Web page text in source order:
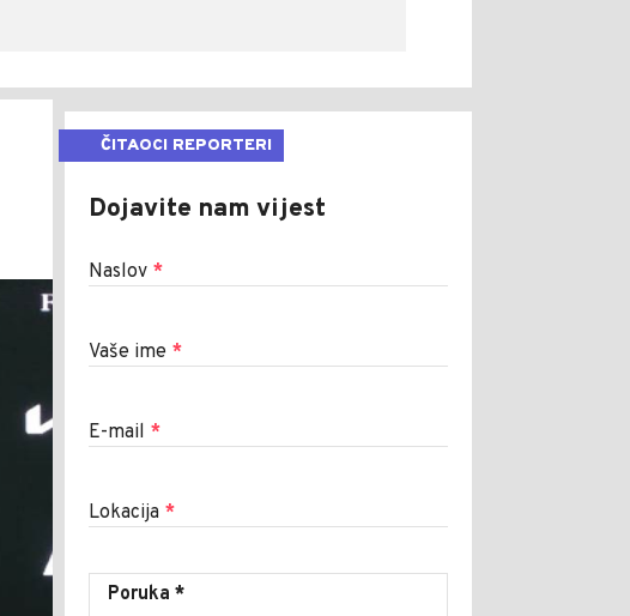
ČITAOCI REPORTERI
Dojavite nam vijest
Naslov *
Vaše ime *
E-mail *
Lokacija *